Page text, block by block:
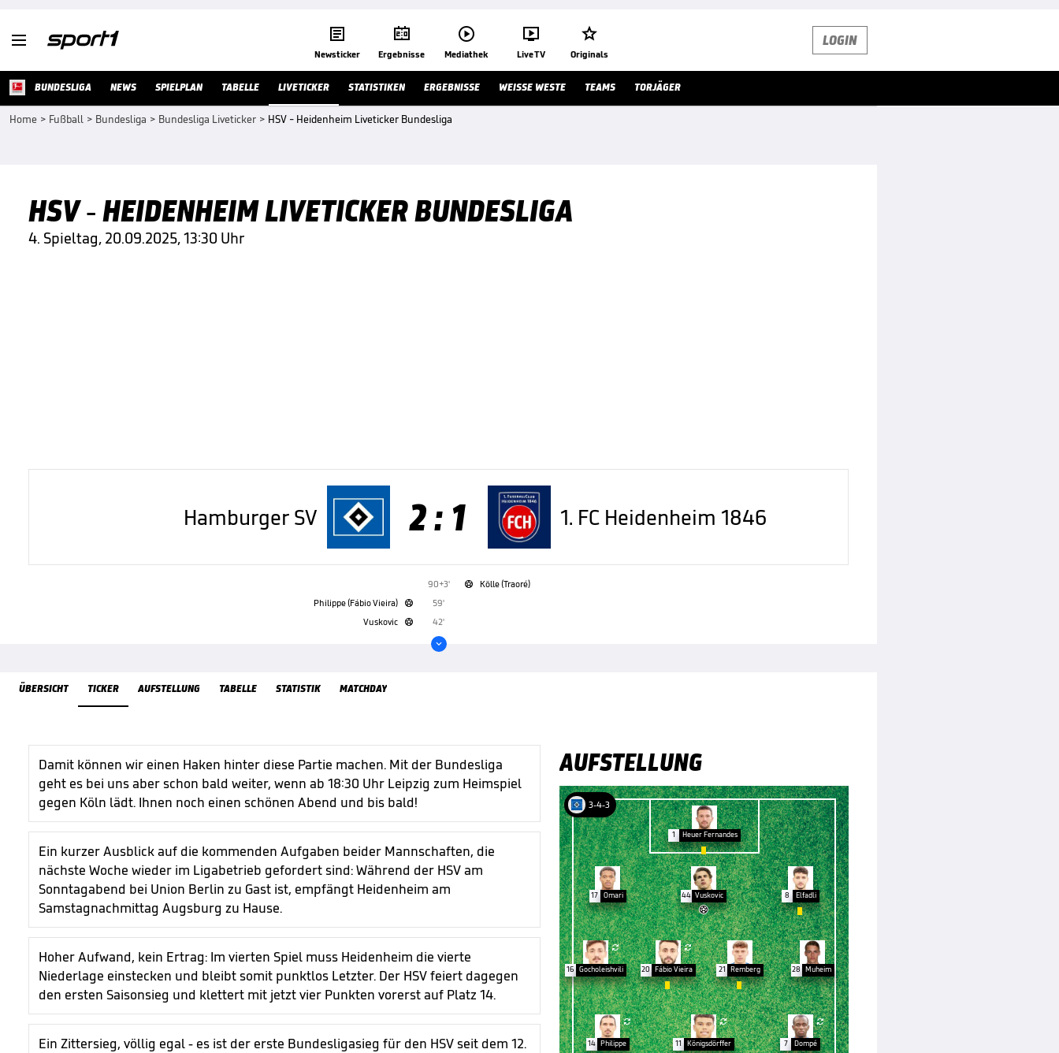
 
Newsticker

Ergebnisse

Mediathek

Live TV

Originals
LOGIN
BUNDESLIGA NEWS SPIELPLAN TABELLE LIVETICKER STATISTIKEN ERGEBNISSE WEISSE WESTE TEAMS TORJÄGER
Home > Fußball > Bundesliga > Bundesliga Liveticker > HSV - Heidenheim Liveticker Bundesliga
HSV - HEIDENHEIM LIVETICKER BUNDESLIGA
4. Spieltag, 20.09.2025, 13:30 Uhr
Hamburger SV 2 : 1 1. FC Heidenheim 1846
90+3' 
Kölle (Traoré)
Philippe (Fábio Vieira)

59'
Vuskovic
 42'

ÜBERSICHT TICKER AUFSTELLUNG TABELLE STATISTIK MATCHDAY
ÜbersichtTicker
Damit können wir einen Haken hinter diese Partie machen. Mit der Bundesliga
geht es bei uns aber schon bald weiter, wenn ab 18:30 Uhr Leipzig zum Heimspiel
gegen Köln lädt. Ihnen noch einen schönen Abend und bis bald!
Ein kurzer Ausblick auf die kommenden Aufgaben beider Mannschaften, die
nächste Woche wieder im Ligabetrieb gefordert sind: Während der HSV am
Sonntagabend bei Union Berlin zu Gast ist, empfängt Heidenheim am
Samstagnachmittag Augsburg zu Hause.
Hoher Aufwand, kein Ertrag: Im vierten Spiel muss Heidenheim die vierte
Niederlage einstecken und bleibt somit punktlos Letzter. Der HSV feiert dagegen
den ersten Saisonsieg und klettert mit jetzt vier Punkten vorerst auf Platz 14.
Ein Zittersieg, völlig egal - es ist der erste Bundesligasieg für den HSV seit dem 12.
AUFSTELLUNG
3-4-3
1 Heuer Fernandes

17 Omari 44 Vuskovic

8 Elfadli


16 Gocholeishvili

20 Fábio Vieira

21 Remberg

28 Muheim

14 Philippe

11 Königsdörffer

7 Dompé